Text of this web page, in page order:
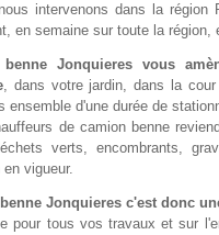
intervenons dans la région
en semaine sur toute la région,
benne Jonquieres vous
, dans votre jardin, dans la
ensemble d'une durée de
de camion benne
verts, encombrants,
en vigueur.
Jonquieres c'est donc
pour tous vos travaux et sur